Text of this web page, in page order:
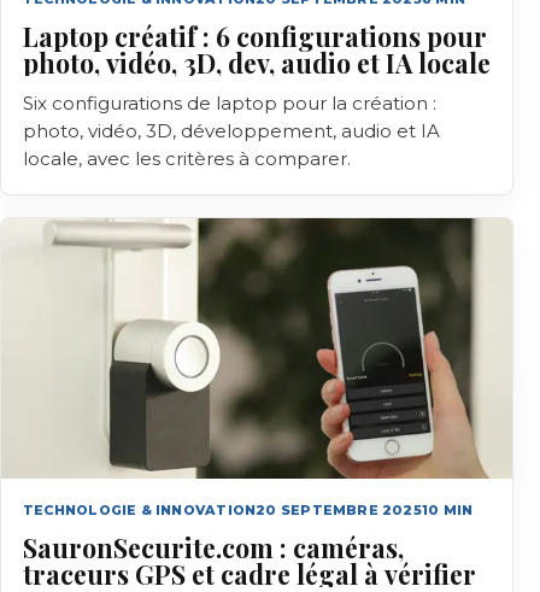
Laptop créatif : 6 configurations pour
photo, vidéo, 3D, dev, audio et IA locale
Six configurations de laptop pour la création :
photo, vidéo, 3D, développement, audio et IA
locale, avec les critères à comparer.
TECHNOLOGIE & INNOVATION20 SEPTEMBRE 202510 MIN
SauronSecurite.com : caméras,
traceurs GPS et cadre légal à vérifier